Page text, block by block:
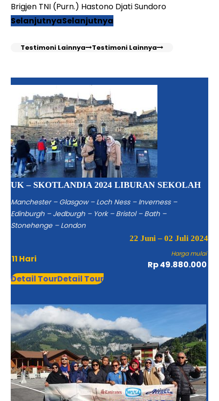
Brigjen TNI (Purn.) Hastono Djati Sundoro
SelanjutnyaSelanjutnya
Testimoni Lainnya Testimoni Lainnya
UK – SKOTLANDIA 2024 LIBURAN SEKOLAH
Manchester – Glasgow – Loch Ness – Inverness –
Edinburgh – Jedburgh – York – Bristol – Bath –
Stonehenge – London
22 Juni – 02 Juli 2024
11 Hari Harga mulai
Rp 49.880.000
Detail TourDetail Tour